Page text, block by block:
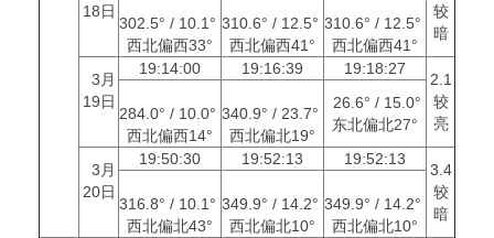
18日
较
暗
302.5° / 10.1°
西北偏西33°
310.6° / 12.5°
西北偏西41°
310.6° / 12.5°
西北偏西41°
3月
19日
19:14:00 19:16:39 19:18:27
2.1
较
亮
284.0° / 10.0°
西北偏西14°
340.9° / 23.7°
西北偏北19°
26.6° / 15.0°
东北偏北27°
3月
20日
19:50:30 19:52:13 19:52:13
3.4
较
暗
316.8° / 10.1°
西北偏北43°
349.9° / 14.2°
西北偏北10°
349.9° / 14.2°
西北偏北10°